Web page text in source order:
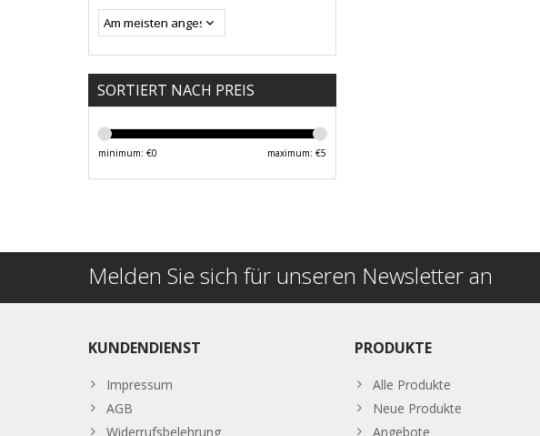
SORTIERT NACH PREIS
minimum: €0 maximum: €5
Melden Sie sich für unseren Newsletter an
KUNDENDIENST
Impressum
AGB
Widerrufsbelehrung
PRODUKTE
Alle Produkte
Neue Produkte
Angebote